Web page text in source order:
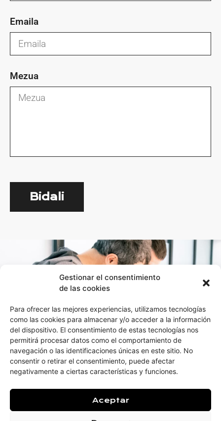
Gestionar el consentimiento
de las cookies
Para ofrecer las mejores experiencias, utilizamos tecnologías
como las cookies para almacenar y/o acceder a la información
del dispositivo. El consentimiento de estas tecnologías nos
permitirá procesar datos como el comportamiento de
navegación o las identificaciones únicas en este sitio. No
consentir o retirar el consentimiento, puede afectar
negativamente a ciertas características y funciones.
Aceptar
Emaila
Mezua
Bidali
Juan Kaltzada 5